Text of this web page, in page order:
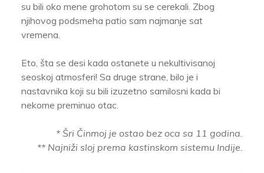
su bili oko mene grohotom su se cerekali. Zbog
njihovog podsmeha patio sam najmanje sat
vremena.
Eto, šta se desi kada ostanete u nekultivisanoj
seoskoj atmosferi! Sa druge strane, bilo je i
nastavnika koji su bili izuzetno samilosni kada bi
nekome preminuo otac.
* Šri Činmoj je ostao bez oca sa 11 godina.
** Najniži sloj prema kastinskom sistemu Indije.